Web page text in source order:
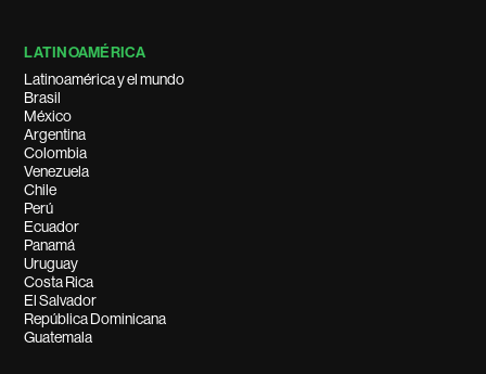
LATINOAMÉRICA
Latinoamérica y el mundo
Brasil
México
Argentina
Colombia
Venezuela
Chile
Perú
Ecuador
Panamá
Uruguay
Costa Rica
El Salvador
República Dominicana
Guatemala